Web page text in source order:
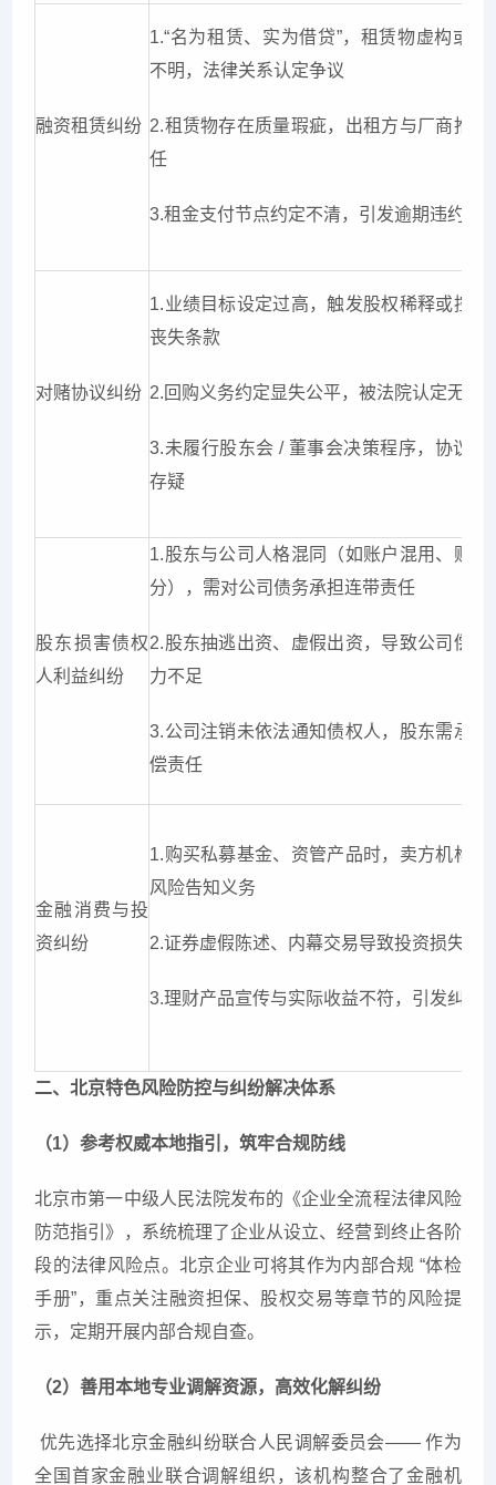
融资租赁纠纷
1.“名为租赁、实为借贷”，租赁物虚构或权
不明，法律关系认定争议
2.租赁物存在质量瑕疵，出租方与厂商推诿
任
3.租金支付节点约定不清，引发逾期违约争
对赌协议纠纷
1.业绩目标设定过高，触发股权稀释或控制
丧失条款
2.回购义务约定显失公平，被法院认定无效
3.未履行股东会 / 董事会决策程序，协议效
存疑
股东损害债权
人利益纠纷
1.股东与公司人格混同（如账户混用、财产
分），需对公司债务承担连带责任
2.股东抽逃出资、虚假出资，导致公司偿债
力不足
3.公司注销未依法通知债权人，股东需承担
偿责任
金融消费与投
资纠纷
1.购买私募基金、资管产品时，卖方机构未
风险告知义务
2.证券虚假陈述、内幕交易导致投资损失
3.理财产品宣传与实际收益不符，引发纠纷
二、北京特色风险防控与纠纷解决体系
（1）参考权威本地指引，筑牢合规防线
北京市第一中级人民法院发布的《企业全流程法律风险
防范指引》，系统梳理了企业从设立、经营到终止各阶
段的法律风险点。北京企业可将其作为内部合规 “体检
手册”，重点关注融资担保、股权交易等章节的风险提
示，定期开展内部合规自查。
（2）善用本地专业调解资源，高效化解纠纷
优先选择北京金融纠纷联合人民调解委员会—— 作为
全国首家金融业联合调解组织，该机构整合了金融机